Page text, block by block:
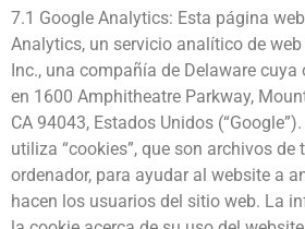
7.1 Google Analytics: Esta página
Analytics, un servicio analítico de
Inc., una compañía de Delaware
en 1600 Amphitheatre Parkway,
CA 94043, Estados Unidos
utiliza “cookies”, que son archivos de
ordenador, para ayudar al website a
hacen los usuarios del sitio web. La